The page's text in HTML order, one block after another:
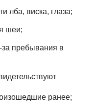
лба, виска, глаза;
шеи;
за пребывания в
ранее;